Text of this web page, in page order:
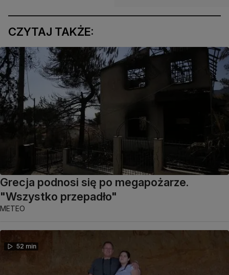
CZYTAJ TAKŻE:
Grecja podnosi się po megapożarze.
"Wszystko przepadło"
METEO
52 min